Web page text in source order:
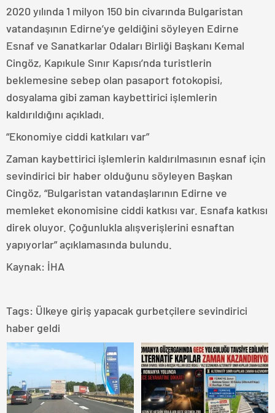
2020 yılında 1 milyon 150 bin civarında Bulgaristan
vatandaşının Edirne’ye geldiğini söyleyen Edirne
Esnaf ve Sanatkarlar Odaları Birliği Başkanı Kemal
Cingöz, Kapıkule Sınır Kapısı’nda turistlerin
beklemesine sebep olan pasaport fotokopisi,
dosyalama gibi zaman kaybettirici işlemlerin
kaldırıldığını açıkladı.
“Ekonomiye ciddi katkıları var”
Zaman kaybettirici işlemlerin kaldırılmasının esnaf için
sevindirici bir haber olduğunu söyleyen Başkan
Cingöz, “Bulgaristan vatandaşlarının Edirne ve
memleket ekonomisine ciddi katkısı var. Esnafa katkısı
direk oluyor. Çoğunlukla alışverişlerini esnaftan
yapıyorlar” açıklamasında bulundu.
Kaynak: İHA
Tags: Ülkeye giriş yapacak gurbetçilere sevindirici
haber geldi